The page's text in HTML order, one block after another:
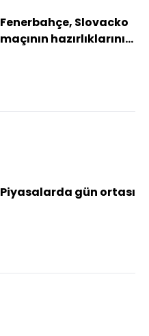
Fenerbahçe, Slovacko
maçının hazırlıklarını
Piyasalarda gün ortası